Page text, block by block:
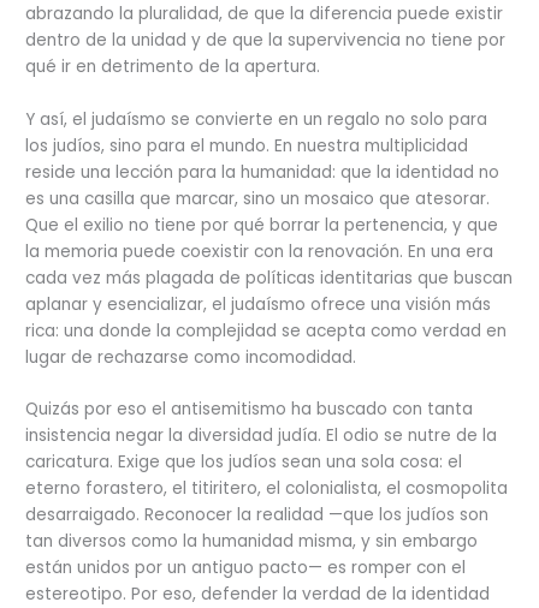
abrazando la pluralidad, de que la diferencia puede existir
dentro de la unidad y de que la supervivencia no tiene por
qué ir en detrimento de la apertura.
Y así, el judaísmo se convierte en un regalo no solo para
los judíos, sino para el mundo. En nuestra multiplicidad
reside una lección para la humanidad: que la identidad no
es una casilla que marcar, sino un mosaico que atesorar.
Que el exilio no tiene por qué borrar la pertenencia, y que
la memoria puede coexistir con la renovación. En una era
cada vez más plagada de políticas identitarias que buscan
aplanar y esencializar, el judaísmo ofrece una visión más
rica: una donde la complejidad se acepta como verdad en
lugar de rechazarse como incomodidad.
Quizás por eso el antisemitismo ha buscado con tanta
insistencia negar la diversidad judía. El odio se nutre de la
caricatura. Exige que los judíos sean una sola cosa: el
eterno forastero, el titiritero, el colonialista, el cosmopolita
desarraigado. Reconocer la realidad —que los judíos son
tan diversos como la humanidad misma, y ​​sin embargo
están unidos por un antiguo pacto— es romper con el
estereotipo. Por eso, defender la verdad de la identidad